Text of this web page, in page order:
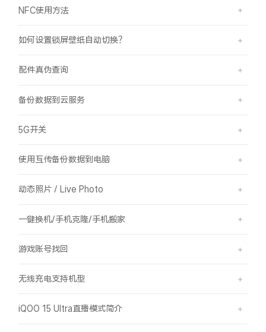
NFC使用方法
如何设置锁屏壁纸自动切换？
配件真伪查询
备份数据到云服务
5G开关
使用互传备份数据到电脑
动态照片 / Live Photo
一键换机/手机克隆/手机搬家
游戏账号找回
无线充电支持机型
iQOO 15 Ultra直播模式简介